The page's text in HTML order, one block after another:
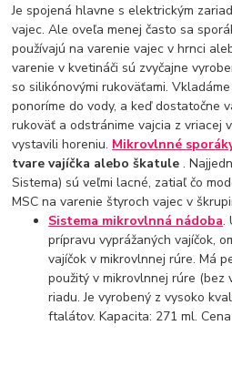
Je spojená hlavne s elektrickým
vajec. Ale oveľa menej často sa
používajú na varenie vajec v hrnci
varenie v kvetináči sú zvyčajne
so silikónovými rukoväťami.
ponoríme do vody, a keď dostatočne
rukoväť a odstránime vajcia z vriacej
vystavili horeniu. Mikrovlnné
tvare vajíčka alebo škatule.
Sistema) sú veľmi lacné, zatiaľ čo
MSC na varenie štyroch vajec v
Sistema mikrovlnná nádoba.
prípravu vyprážaných vajíčok,
vajíčok v mikrovlnnej rúre. Má
použitý v mikrovlnnej rúre (bez
riadu. Je vyrobený z vysoko
ftalátov. Kapacita: 271 ml.